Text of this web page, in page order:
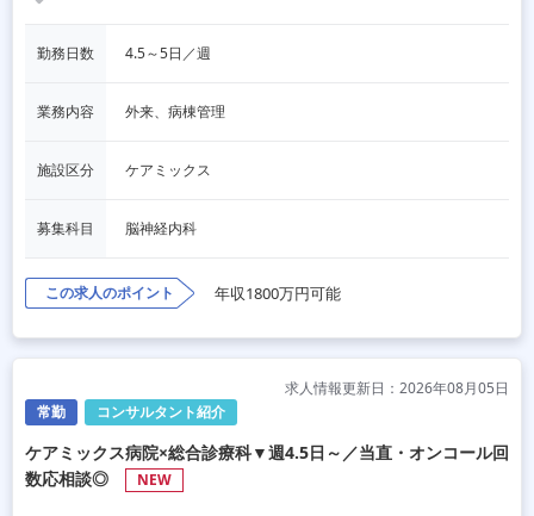
勤務日数 4.5～5日／週
業務内容 外来、病棟管理
施設区分 ケアミックス
募集科目 脳神経内科
この求人のポイント 年収1800万円可能
常勤 コンサルタント紹介
求人情報更新日：2026年08月05日
ケアミックス病院×総合診療科▼週4.5日～／当直・オンコール回
数応相談◎
NEW